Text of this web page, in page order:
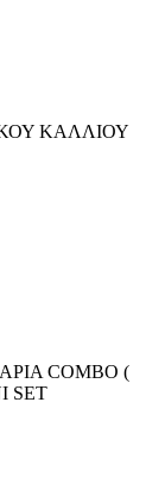
ΚΑΛΛΙΟΥ
COMBO (
SET